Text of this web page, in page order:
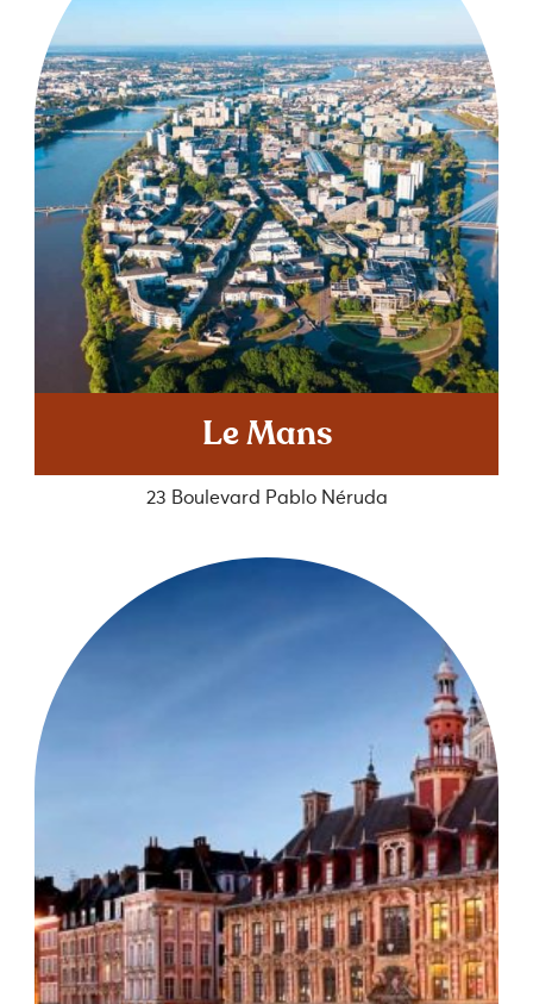
Le Mans
23 Boulevard Pablo Néruda